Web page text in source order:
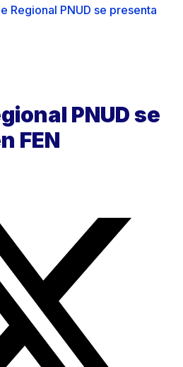
Regional PNUD se presenta
PNUD se
FEN